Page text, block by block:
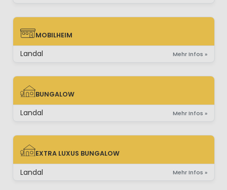
MOBILHEIM
MOBILHEIM
Landal Mehr Infos »
BUNGALOW
BUNGALOW
Landal Mehr Infos »
EXTRA LUXUS BUNGALOW
EXTRA LUXUS BUNGALOW
Landal Mehr Infos »